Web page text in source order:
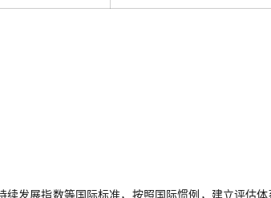
发展指数等国际标准，按照国际惯例，建立评估